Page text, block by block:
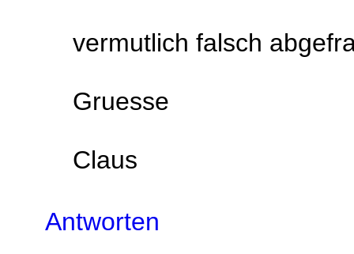
vermutlich falsch
Gruesse
Claus
Antworten